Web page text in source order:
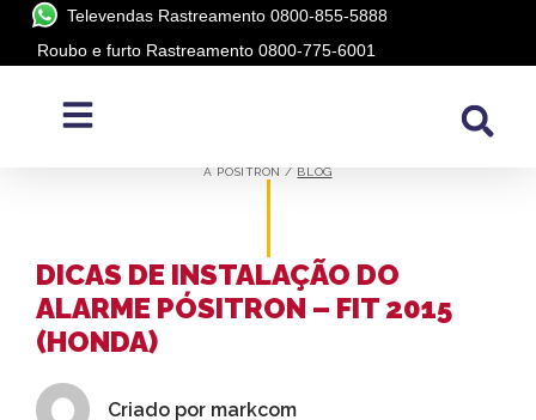
Televendas Rastreamento 0800-855-5888
Roubo e furto Rastreamento 0800-775-6001
A PÓSITRON / BLOG
DICAS DE INSTALAÇÃO DO
ALARME PÓSITRON – FIT 2015
(HONDA)
Criado por markcom